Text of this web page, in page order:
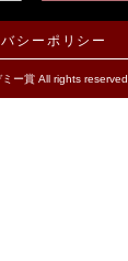
シーポリシー
ー賞 All rights reserved.